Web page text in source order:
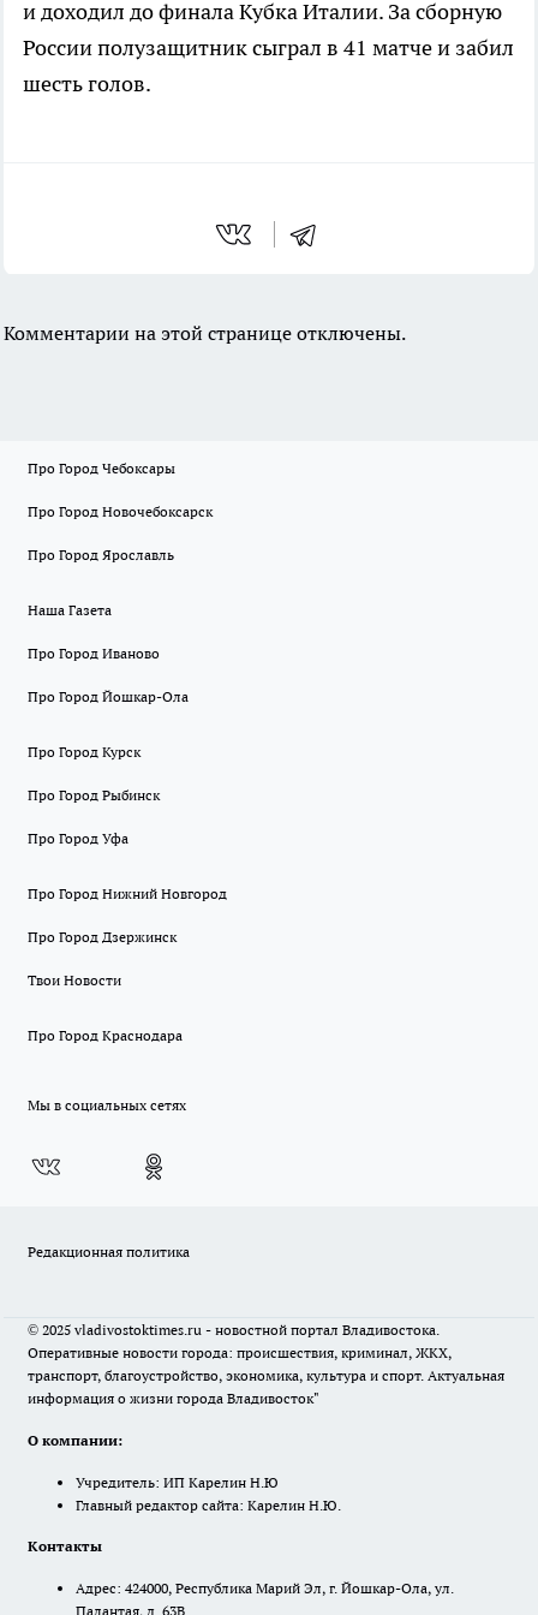
и доходил до финала Кубка Италии. За сборную
России полузащитник сыграл в 41 матче и забил
шесть голов.
Комментарии на этой странице отключены.
Про Город Чебоксары
Про Город Новочебоксарск
Про Город Ярославль
Наша Газета
Про Город Иваново
Про Город Йошкар-Ола
Про Город Курск
Про Город Рыбинск
Про Город Уфа
Про Город Нижний Новгород
Про Город Дзержинск
Твои Новости
Про Город Краснодара
Мы в социальных сетях
Редакционная политика
© 2025 vladivostoktimes.ru - новостной портал Владивостока.
Оперативные новости города: происшествия, криминал, ЖКХ,
транспорт, благоустройство, экономика, культура и спорт. Актуальная
информация о жизни города Владивосток"
О компании:
Учредитель: ИП Карелин Н.Ю
Главный редактор сайта: Карелин Н.Ю.
Контакты
Адрес: 424000, Республика Марий Эл, г. Йошкар-Ола, ул.
Палантая, д. 63В